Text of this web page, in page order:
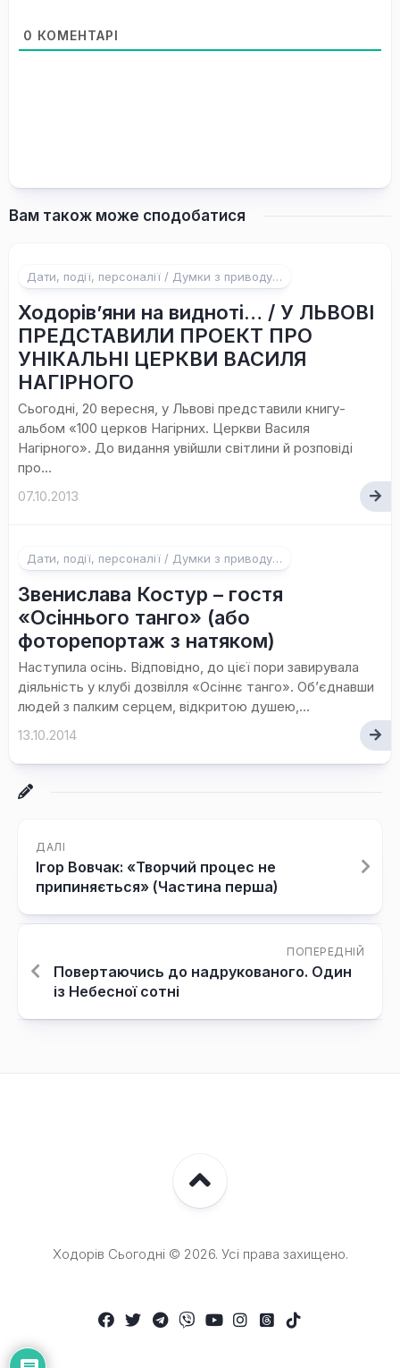
0 КОМЕНТАРІ
Вам також може сподобатися
Дати, події, персоналії / Думки з приводу…
Ходорів’яни на видноті… / У ЛЬВОВІ
ПРЕДСТАВИЛИ ПРОЕКТ ПРО
УНІКАЛЬНІ ЦЕРКВИ ВАСИЛЯ
НАГІРНОГО
Сьогодні, 20 вересня, у Львові представили книгу-
альбом «100 церков Нагірних. Церкви Василя
Нагірного». До видання увійшли світлини й розповіді
про...
07.10.2013
Дати, події, персоналії / Думки з приводу…
Звенислава Костур – гостя
«Осіннього танго» (або
фоторепортаж з натяком)
Наступила осінь. Відповідно, до цієї пори завирувала
діяльність у клубі дозвілля «Осіннє танго». Об’єднавши
людей з палким серцем, відкритою душею,...
13.10.2014
ДАЛІ
Ігор Вовчак: «Творчий процес не
припиняється» (Частина перша)
ПОПЕРЕДНІЙ
Повертаючись до надрукованого. Один
із Небесної сотні
Ходорів Сьогодні © 2026. Усі права захищено.